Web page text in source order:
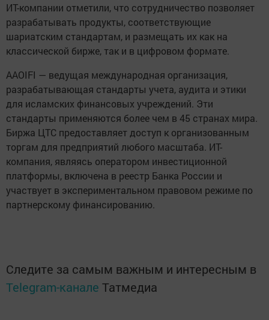
ИТ-компании отметили, что сотрудничество позволяет
разрабатывать продукты, соответствующие
шариатским стандартам, и размещать их как на
классической бирже, так и в цифровом формате.
AAOIFI — ведущая международная организация,
разрабатывающая стандарты учета, аудита и этики
для исламских финансовых учреждений. Эти
стандарты применяются более чем в 45 странах мира.
Биржа ЦТС предоставляет доступ к организованным
торгам для предприятий любого масштаба. ИТ-
компания, являясь оператором инвестиционной
платформы, включена в реестр Банка России и
участвует в экспериментальном правовом режиме по
партнерскому финансированию.
Следите за самым важным и интересным в
Telegram-канале Татмедиа